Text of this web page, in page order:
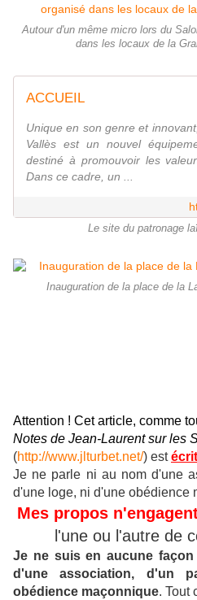
Autour d'un même micro lors du
dans les locaux de la
ACCUEIL
Unique en son genre et
Vallès est un nouvel
destiné à promouvoir les
Dans ce cadre, un ...
Le site du patronage
Inauguration de la place de la
Attention ! Cet article, comme
Notes de Jean-Laurent sur les
(http://www.jlturbet.net/) est
Je ne parle ni au nom d'une
d'une loge, ni d'une obédience
Mes propos
l'une ou l'autre de
Je ne suis en aucune
d'une association, d'un
obédience maçonnique.Tout